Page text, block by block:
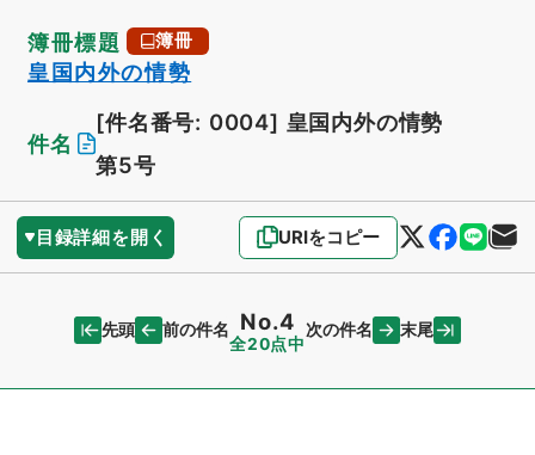
簿冊標題 簿冊
皇国内外の情勢
件名
[件名番号: 0004] 皇国内外の情勢
第5号
目録詳細を開く URIをコピー
先頭 前の件名 No.4
全20点中
次の件名 末尾